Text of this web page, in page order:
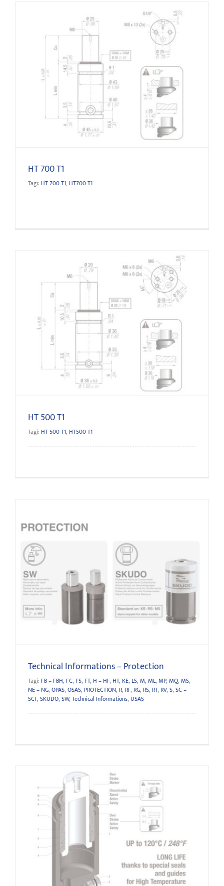
HT 700 T1
HT 700 T1
Tagi: HT 700 T1, HT700 T1
HT 500 T1
HT 500 T1
Tagi: HT 500 T1, HT500 T1
Technical Informations – Protection
Technical Informations – Protection
Tagi: FB – FBH, FC, FS, FT, H – HF, HT, KE, LS, M, ML, MP, MQ, MS,
NE – NG, OPAS, OSAS, PROTECTION, R, RF, RG, RS, RT, RV, S, SC –
SCF, SKUDO, SW, Technical Informations, USAS
HT – RANGE CHART